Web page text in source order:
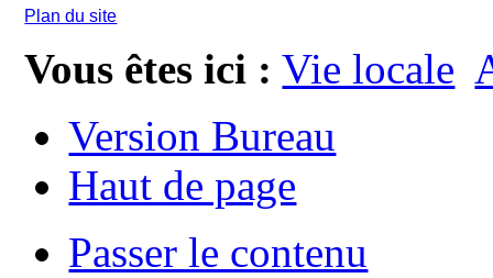
Plan du site
Vous êtes ici : Vie locale
Version Bureau
Haut de page
Passer le contenu